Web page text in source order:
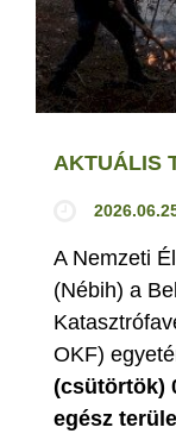
AKTUÁLIS
A Nemzeti
(Nébih) a
OKF)
(csütörtök)
egész